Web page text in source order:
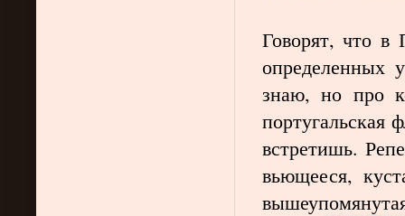
Говорят, что в
определенных
знаю, но про
португальская
встретишь.
вьющееся,